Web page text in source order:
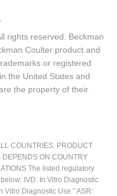
rights reserved. Beckman
Coulter product and
or registered
the United States and
the property of their
COUNTRIES. PRODUCT
DEPENDS ON COUNTRY
The listed regulatory
IVD: In Vitro Diagnostic
Vitro Diagnostic Use." ASR: